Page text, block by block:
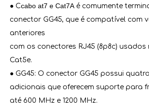
● Ccabo at7 e Cat7Aé comumente
conector GG45, que é compatível com
anteriores
com os conectores RJ45 (8p8c)
Cat5e.
● GG45: O conector GG45 possui
adicionais que oferecem suporte para
até 600 MHz e 1200 MHz.